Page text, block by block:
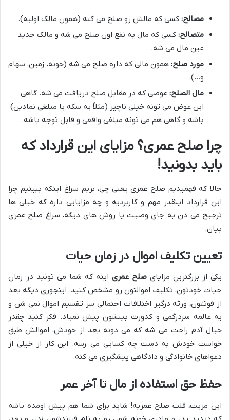
مصالح: کسی که مالش رو صلح می کنه (همون مالک اولیه).
متصالح: کسی که مال به نفع اون صلح می شه و مالک جدید
عین مال می شه.
مورد صلح: همون مالی که داره صلح می شه (خونه، زمین، سهام
و…).
مال الصلح: عوضی که در مقابل صلح دریافت می شه. گاهی
این عوض می تونه خیلی ناچیز (مثلاً یه سکه یا مبلغی نمادین)
باشه و گاهی هم می تونه مبلغی واقعی و قابل توجه باشه.
چرا صلح عمری؟ مزایای این قرارداد که
باید بدونید!
حالا که فهمیدیم صلح عمری یعنی چی، بریم سراغ اینکه ببینیم چرا
این قرارداد اینقدر مهم و کاربردیه و چه مزایایی داره که خیلی ها
ترجیح می دن به جای وصیت یا روش های دیگه، سراغ صلح عمری
بیان.
تعیین تکلیف اموال در زمان حیات
یکی از بزرگترین مزایای صلح عمری اینه که شما می تونید در زمان
حیات خودتون، تکلیف اموالتون رو مشخص کنید. اینجوری دیگه بعد
از فوتتون، ورثه درگیر اختلافات احتمالی سر تقسیم اموال نمی شن و
یه عالمه سردرگمی و کدورت بینشون پیش نمیاد. فکر کنید چقدر
خیال آدم راحت می شه که می دونه بعد از خودش، اموالش طبق
خواست خودش به دست چه کسایی می رسه. این کار از خیلی از
دعواهای خانوادگی و دادگاهی پیشگیری می کنه.
حفظ حق استفاده از مال تا آخر عمر
این مزیت، قلب صلح عمریه! شاید برای شما هم پیش اومده باشه